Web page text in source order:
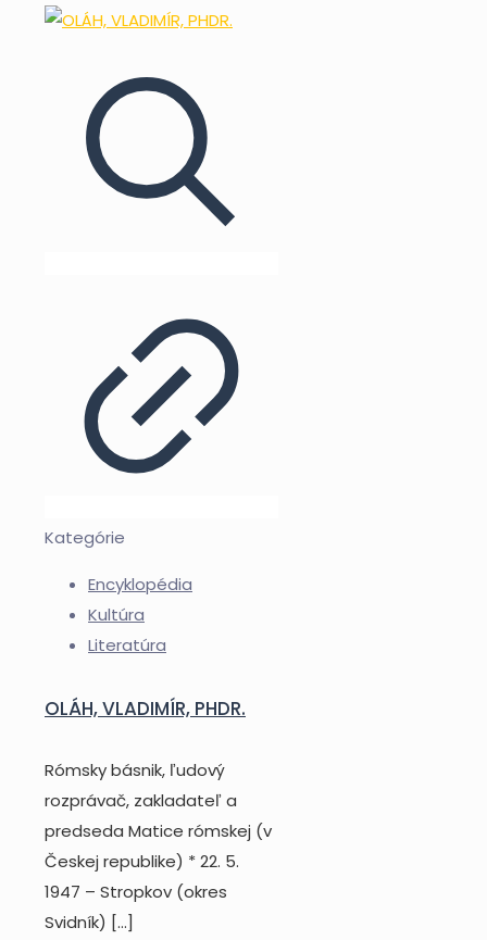
Kategórie
Encyklopédia
Kultúra
Literatúra
OLÁH, VLADIMÍR, PHDR.
Rómsky básnik, ľudový
rozprávač, zakladateľ a
predseda Matice rómskej (v
Českej republike) * 22. 5.
1947 – Stropkov (okres
Svidník) […]